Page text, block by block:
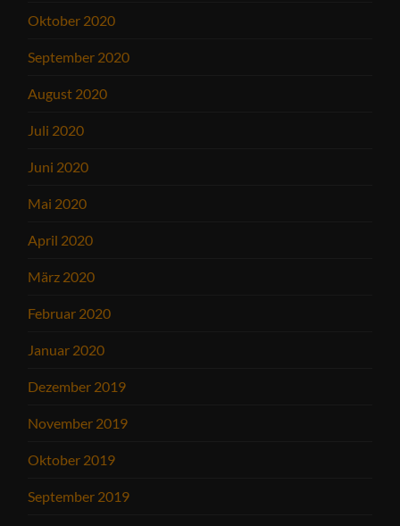
Oktober 2020
September 2020
August 2020
Juli 2020
Juni 2020
Mai 2020
April 2020
März 2020
Februar 2020
Januar 2020
Dezember 2019
November 2019
Oktober 2019
September 2019